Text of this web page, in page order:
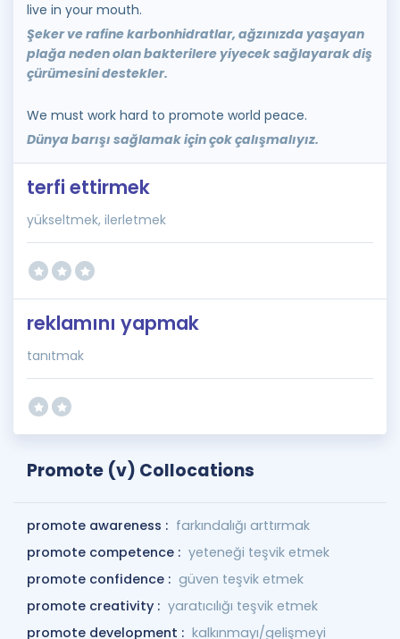
live in your mouth.
Şeker ve rafine karbonhidratlar, ağzınızda yaşayan
plağa neden olan bakterilere yiyecek sağlayarak diş
çürümesini destekler.
We must work hard to promote world peace.
Dünya barışı sağlamak için çok çalışmalıyız.
terfi ettirmek
yükseltmek, ilerletmek
reklamını yapmak
tanıtmak
Promote (v) Collocations
promote awareness : farkındalığı arttırmak
promote competence : yeteneği teşvik etmek
promote confidence : güven teşvik etmek
promote creativity : yaratıcılığı teşvik etmek
promote development : kalkınmayı/gelişmeyi